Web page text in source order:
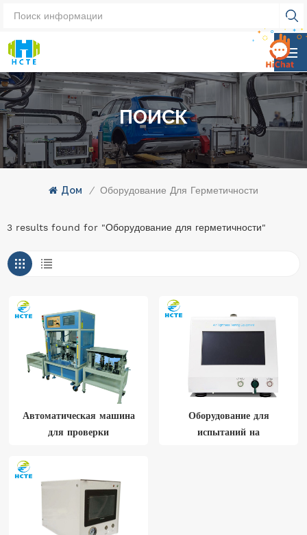
ПОИСК
Дом / Оборудование Для Герметичности
3 results found for "Оборудование для герметичности"
Автоматическая машина
для проверки
Оборудование для
испытаний на